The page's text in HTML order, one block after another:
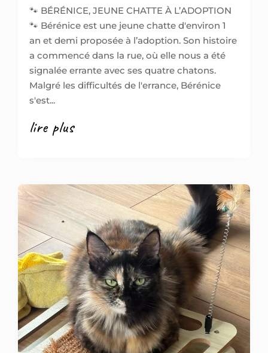
🐾 BÉRÉNICE, JEUNE CHATTE À L’ADOPTION
🐾 Bérénice est une jeune chatte d'environ 1
an et demi proposée à l’adoption. Son histoire
a commencé dans la rue, où elle nous a été
signalée errante avec ses quatre chatons.
Malgré les difficultés de l'errance, Bérénice
s'est...
lire plus